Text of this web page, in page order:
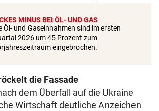
MINUS BEI ÖL- UND GAS
Öl- und Gaseinnahmen sind im ersten
2026 um 45 Prozent zum
eingebrochen.
die Fassade
dem Überfall auf die Ukraine
Wirtschaft deutliche Anzeichen